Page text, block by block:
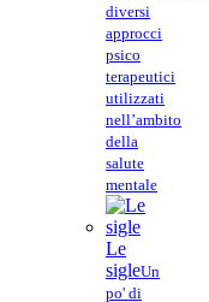
diversi
approcci
psico
terapeutici
utilizzati
nell’ambito
della
salute
mentale
Le
sigleUn
po' di